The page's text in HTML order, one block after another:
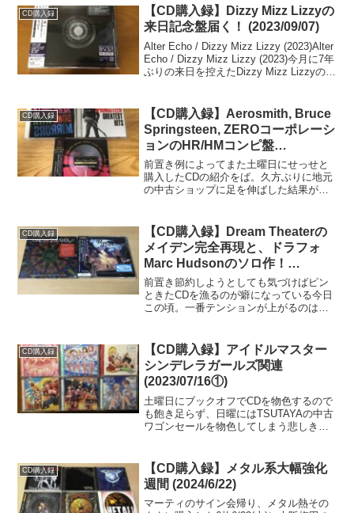
してジ...
CD購入録
【CD購入録】Dizzy Mizz Lizzyの
来日記念盤届く！ (2023/09/07)
Alter Echo / Dizzy Mizz Lizzy (2023)Alter
Echo / Dizzy Mizz Lizzy (2023)今月に7年
ぶりの来日を控えたDizzy Mizz Lizzyの最
CD購入録
【CD購入録】Aerosmith, Bruce
Springsteen, ZEROコーポレーシ
ョンのHR/HMコンピ盤
(2024/7/13①)
前置き例によってまた土曜日にせっせと
購入したCDの紹介をば。久方ぶりに地元
の中古ショップに足を伸ばした結果がこ
CD購入録
【CD購入録】Dream Theaterの
メイデン完全再現と、ドラフォ
Marc Hudsonのソロ作！
(2024/05/30)
前置き節約しようとしても気づけばピン
ときたCDを漁るのが癖になっている今日
この頃。一番テンションが上がるのはや
Amazonのタイムセールの魅力も捨て難
い......。とい...
CD購入録
【CD購入録】アイドルマスター
シンデレラガールズ関連
(2023/07/16①)
土曜日にブックオフでCDを物色するので
も飽き足らず、日曜にはTSUTAYAの中古
ワゴンセールを物色してしまう悲しき生
りにも物量があるため、今回は前編とし
てデレマス（ア...
CD購入録
【CD購入録】メタル系大幅強化
週間 (2024/6/22)
マーティのサイン会帰り、メタル熱その